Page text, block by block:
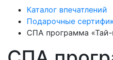
Каталог впечатлений
Подарочные
СПА программа